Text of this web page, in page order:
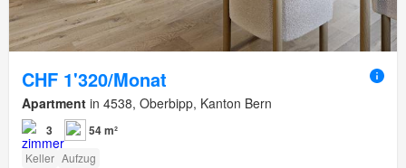
CHF 1'320/Monat
Apartment in 4538, Oberbipp, Kanton Bern
3 54 m²
Keller Aufzug